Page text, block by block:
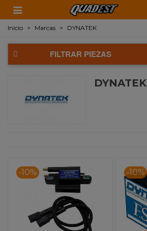
Inicio > Marcas > DYNATEK
FILTRAR PIEZAS
DYNATEK
-10% -10%